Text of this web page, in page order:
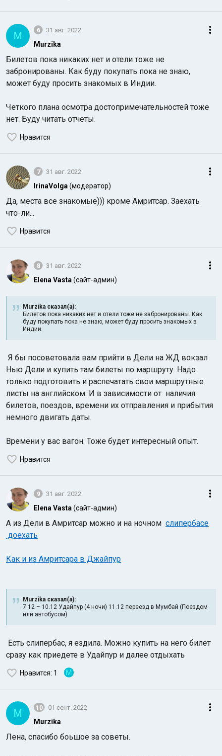
M 6 31 авг. 2022
Murzika
Билетов пока никаких нет и отели тоже не
забронированы. Как буду покупать пока не знаю,
может буду просить знакомых в Индии.
Четкого плана осмотра достопримечательностей тоже
нет. Буду читать отчеты.
Нравится
7 31 авг. 2022
IrinaVolga (модератор)
Да, места все знакомые))) кроме Амритсар. Заехать
что-ли...
Нравится
8 31 авг. 2022
Elena Vasta (сайт-админ)
Murzika сказал(а):
Билетов пока никаких нет и отели тоже не забронированы. Как
буду покупать пока не знаю, может буду просить знакомых в
Индии.
Я бы посоветовала вам прийти в Дели на ЖД вокзал
Нью Дели и купить там билеты по маршруту. Надо
только подготовить и распечатать свои маршрутные
листы на английском. И в зависимости от наличия
билетов, поездов, времени их отправления и прибытия
немного двигать даты.
Времени у вас вагон. Тоже будет интересный опыт.
Нравится
9 31 авг. 2022
Elena Vasta (сайт-админ)
А из Дели в Амритсар можно и на ночном слипербасе
доехать
Как и из Амритсара в Джайпур
Murzika сказал(а):
7.12 – 10.12 Удайпур (4 ночи) 11.12 переезд в Мумбай (Поездом
или автобусом)
Есть слипербас, я ездила. Можно купить на него билет
сразу как приедете в Удайпур и далее отдыхать
Нравится: 1 M
M 10 01 сент. 2022
Murzika
Лена, спасибо боьшое за советы.